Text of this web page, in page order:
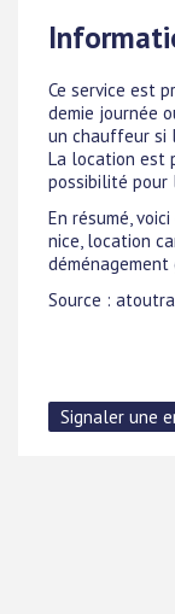
Ce service est
demie journée
un chauffeur si
La location est
possibilité pour
En résumé,
nice, location
Source :